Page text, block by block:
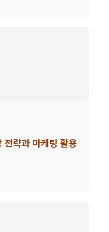
전략과 마케팅 활용